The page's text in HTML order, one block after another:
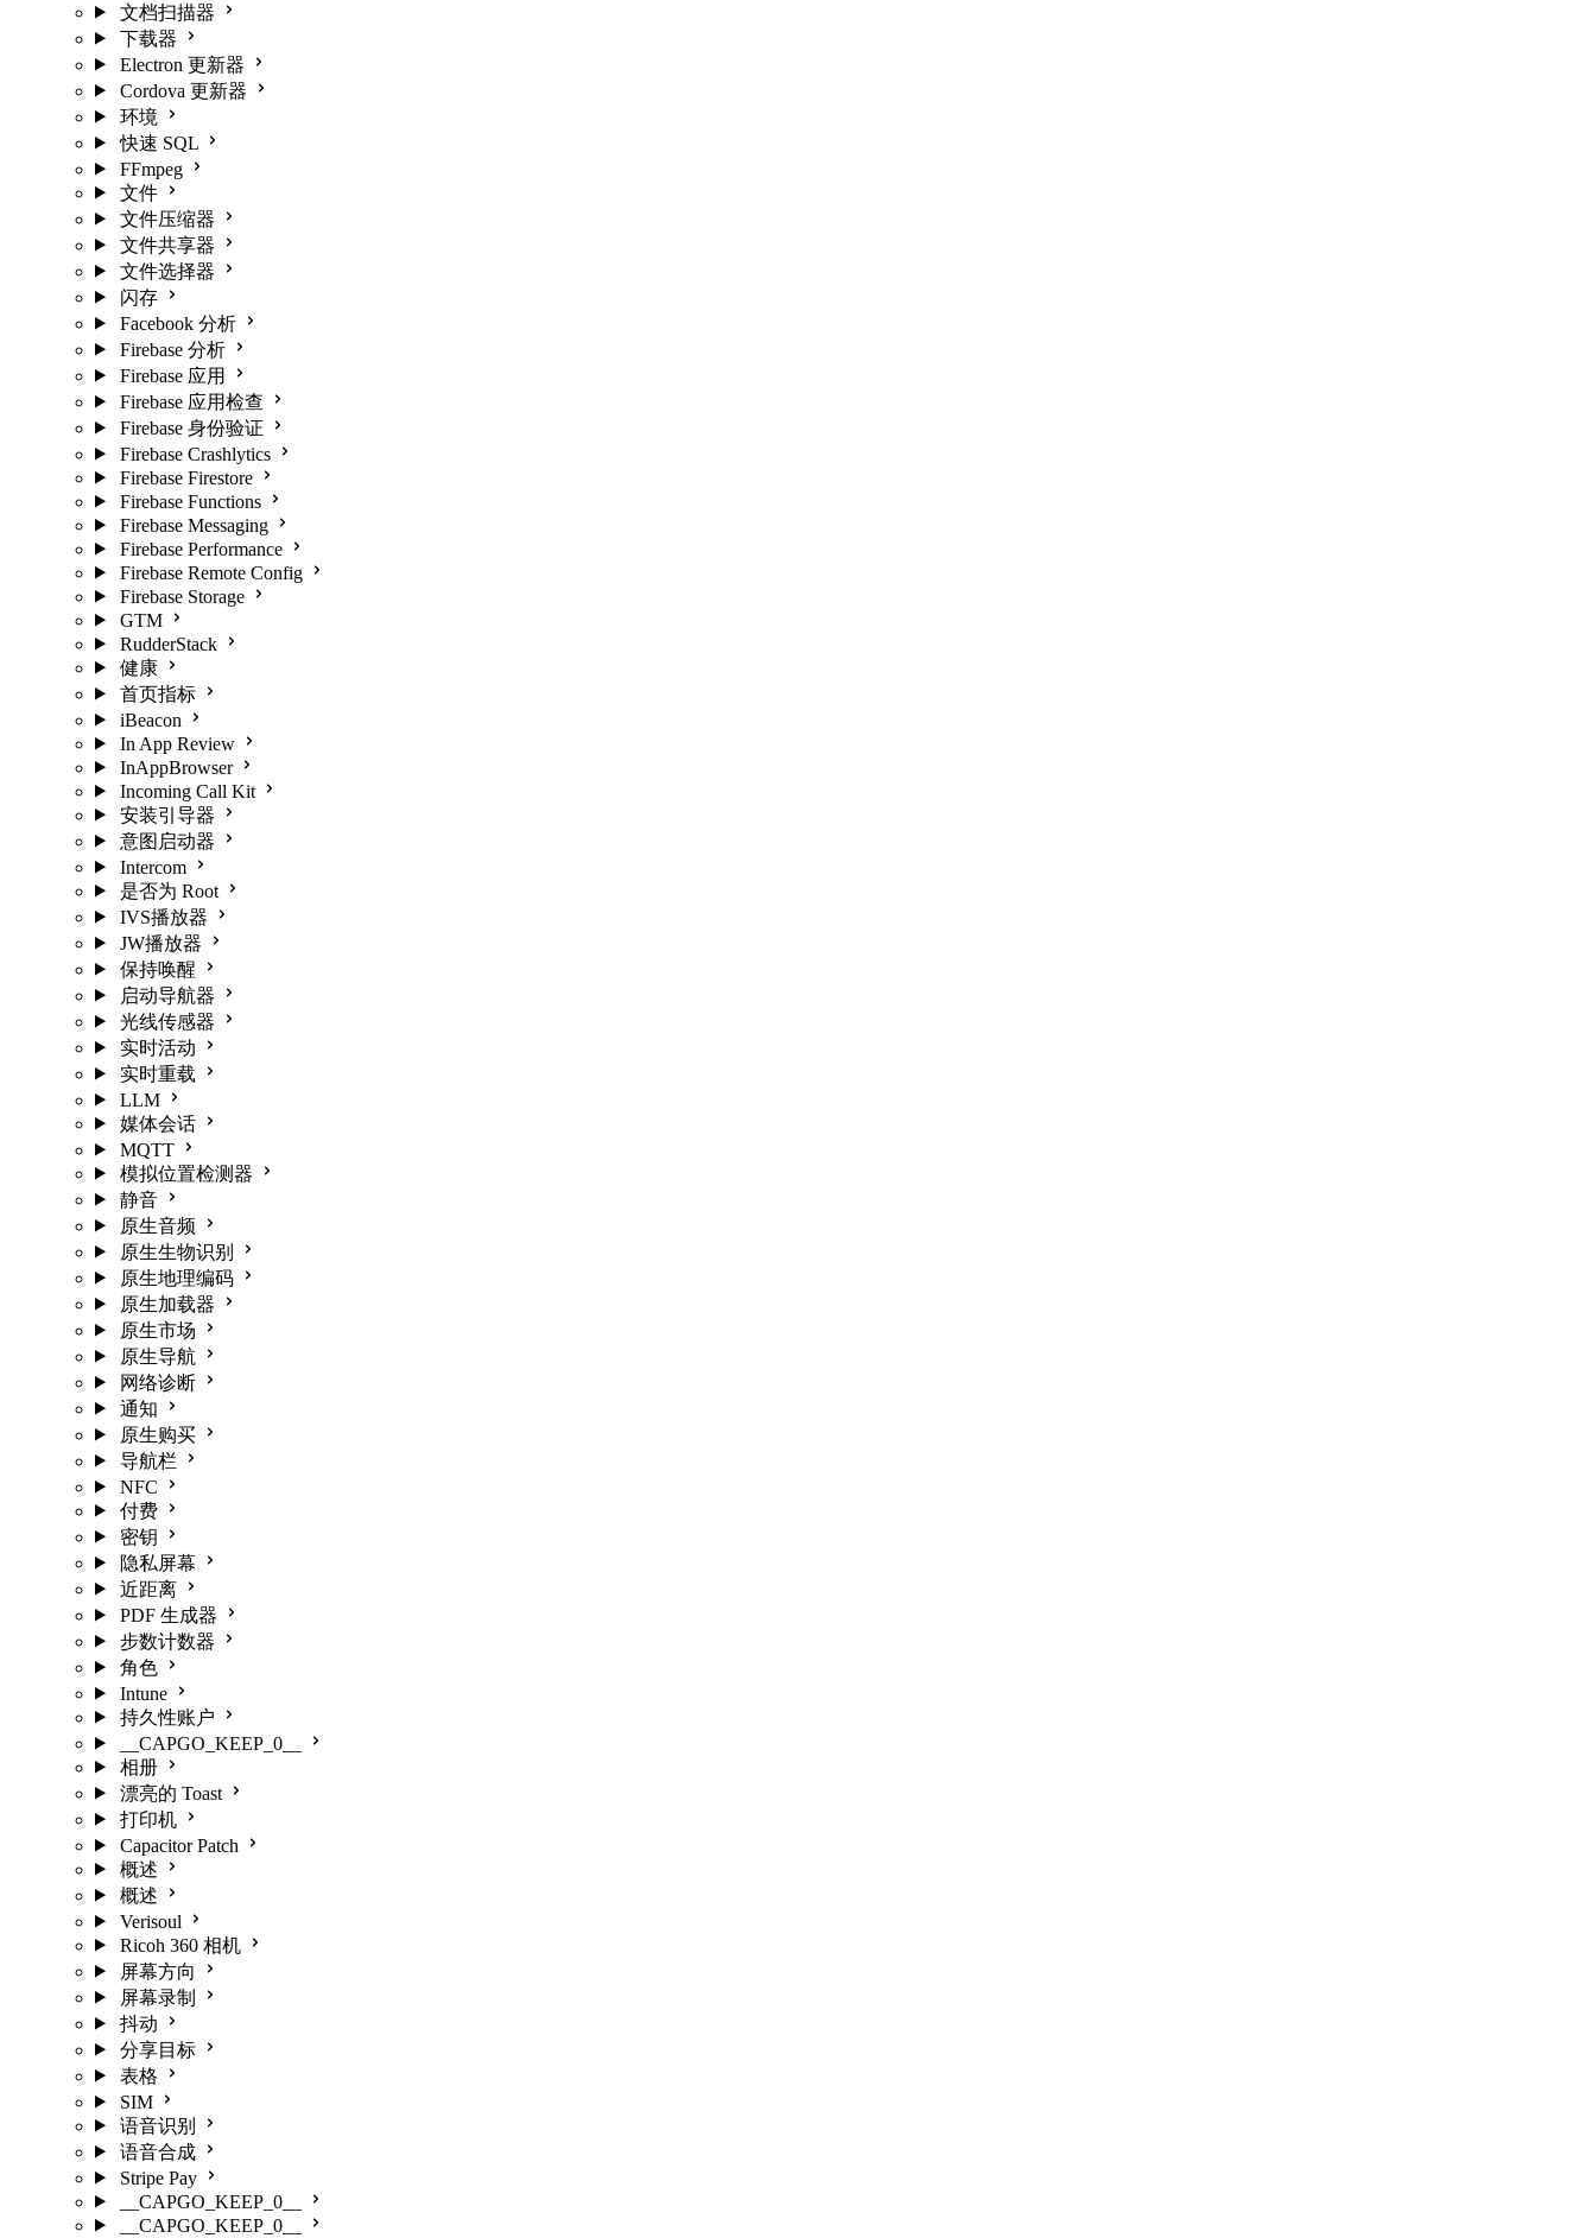
文档扫描器
下载器
Electron 更新器
Cordova 更新器
环境
快速 SQL
FFmpeg
文件
文件压缩器
文件共享器
文件选择器
闪存
Facebook 分析
Firebase 分析
Firebase 应用
Firebase 应用检查
Firebase 身份验证
Firebase Crashlytics
Firebase Firestore
Firebase Functions
Firebase Messaging
Firebase Performance
Firebase Remote Config
Firebase Storage
GTM
RudderStack
健康
首页指标
iBeacon
In App Review
InAppBrowser
Incoming Call Kit
安装引导器
意图启动器
Intercom
是否为 Root
IVS播放器
JW播放器
保持唤醒
启动导航器
光线传感器
实时活动
实时重载
LLM
媒体会话
MQTT
模拟位置检测器
静音
原生音频
原生生物识别
原生地理编码
原生加载器
原生市场
原生导航
网络诊断
通知
原生购买
导航栏
NFC
付费
密钥
隐私屏幕
近距离
PDF 生成器
步数计数器
角色
Intune
持久性账户
__CAPGO_KEEP_0__
相册
漂亮的 Toast
打印机
Capacitor Patch
概述
概述
Verisoul
Ricoh 360 相机
屏幕方向
屏幕录制
抖动
分享目标
表格
SIM
语音识别
语音合成
Stripe Pay
__CAPGO_KEEP_0__
__CAPGO_KEEP_0__